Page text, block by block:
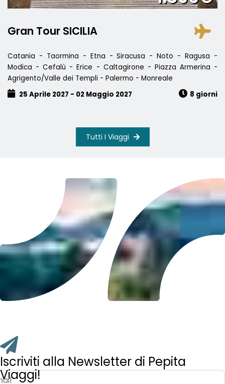
Gran Tour SICILIA
Catania - Taormina - Etna - Siracusa - Noto - Ragusa -
Modica - Cefalù - Erice - Caltagirone - Piazza Armerina -
Agrigento/Valle dei Templi - Palermo - Monreale
25 Aprile 2027 - 02 Maggio 2027
8 giorni
Tutti I Viaggi
Iscriviti alla Newsletter di Pepita
Viaggi!